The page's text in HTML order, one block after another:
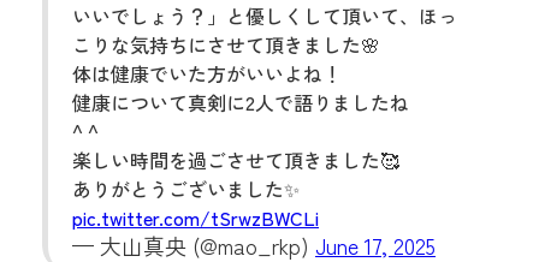
いいでしょう？」と優しくして頂いて、ほっ
こりな気持ちにさせて頂きました🌸
体は健康でいた方がいいよね！
健康について真剣に2人で語りましたね
^ ^
楽しい時間を過ごさせて頂きました🥰
ありがとうございました✨
pic.twitter.com/tSrwzBWCLi
— 大山真央‎ (@mao_rkp) June 17, 2025